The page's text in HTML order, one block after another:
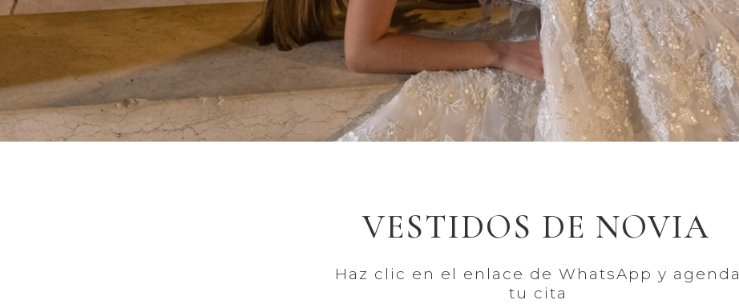
VESTIDOS DE NOVIA
Haz clic en el enlace de WhatsApp y agenda
tu cita